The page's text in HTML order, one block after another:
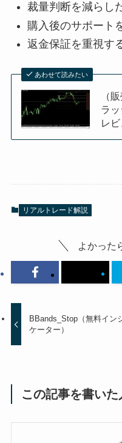
裁量判断を減らし
購入後のサポート
返金保証を重視す
あわせて読みたい
（
ラ
レ
リアルトレード解説
よかった
BBands_Stop（無料イン
ケーター）
この記事を書いた